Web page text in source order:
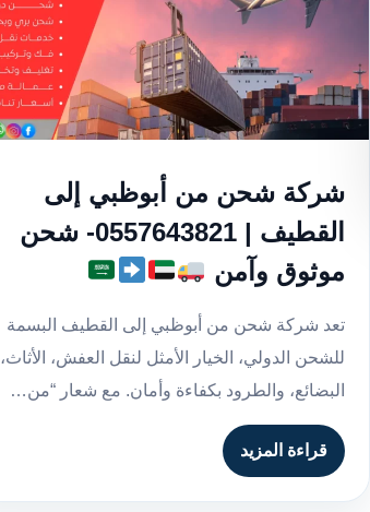
شركة شحن من أبوظبي إلى
القطيف | 0557643821- شحن
موثوق وآمن
تعد شركة شحن من أبوظبي إلى القطيف البسمة
للشحن الدولي، الخيار الأمثل لنقل العفش، الأثاث،
البضائع، والطرود بكفاءة وأمان. مع شعار “من…
قراءة المزيد